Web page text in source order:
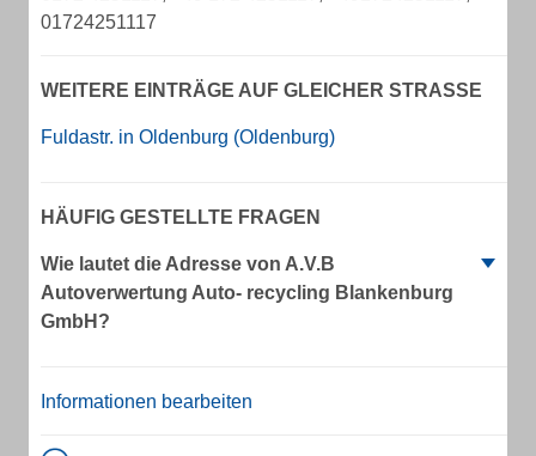
01724251117
WEITERE EINTRÄGE AUF GLEICHER STRASSE
Fuldastr. in Oldenburg (Oldenburg)
HÄUFIG GESTELLTE FRAGEN
Wie lautet die Adresse von A.V.B
Autoverwertung Auto- recycling Blankenburg
GmbH?
Informationen bearbeiten